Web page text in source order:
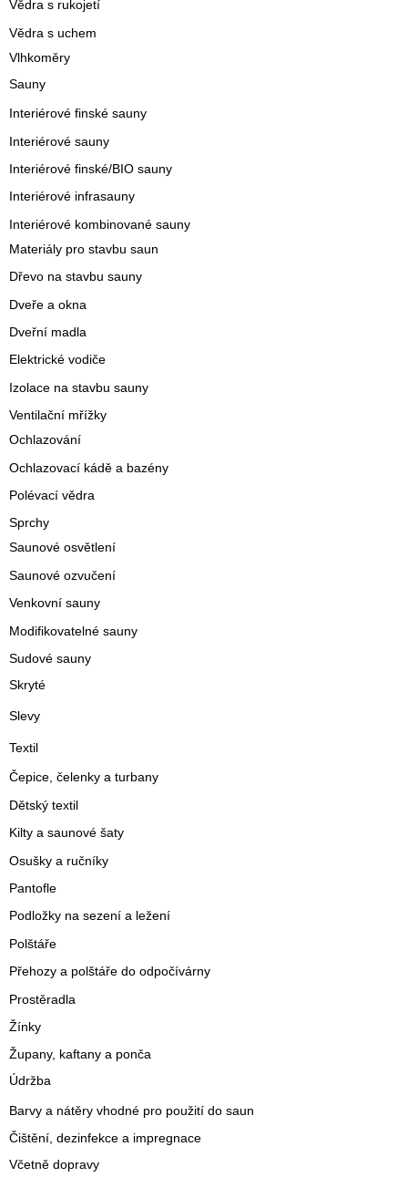
Vědra s rukojetí
Vědra s uchem
Vlhkoměry
Sauny
Interiérové finské sauny
Interiérové sauny
Interiérové finské/BIO sauny
Interiérové infrasauny
Interiérové kombinované sauny
Materiály pro stavbu saun
Dřevo na stavbu sauny
Dveře a okna
Dveřní madla
Elektrické vodiče
Izolace na stavbu sauny
Ventilační mřížky
Ochlazování
Ochlazovací kádě a bazény
Polévací vědra
Sprchy
Saunové osvětlení
Saunové ozvučení
Venkovní sauny
Modifikovatelné sauny
Sudové sauny
Skryté
Slevy
Textil
Čepice, čelenky a turbany
Dětský textil
Kilty a saunové šaty
Osušky a ručníky
Pantofle
Podložky na sezení a ležení
Polštáře
Přehozy a polštáře do odpočívárny
Prostěradla
Žínky
Župany, kaftany a ponča
Údržba
Barvy a nátěry vhodné pro použití do saun
Čištění, dezinfekce a impregnace
Včetně dopravy